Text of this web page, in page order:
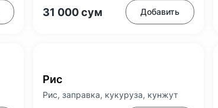
31 000сум Добавить
Рис
Рис, заправка, кукуруза, кунжут